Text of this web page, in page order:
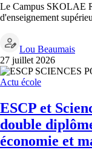
Le Campus SKOLAE
d'enseignement
Lou Beaumais
27 juillet 2026
Actu école
ESCP et
double
économie et